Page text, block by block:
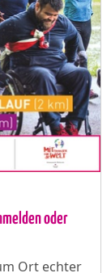
oder
Ort echter